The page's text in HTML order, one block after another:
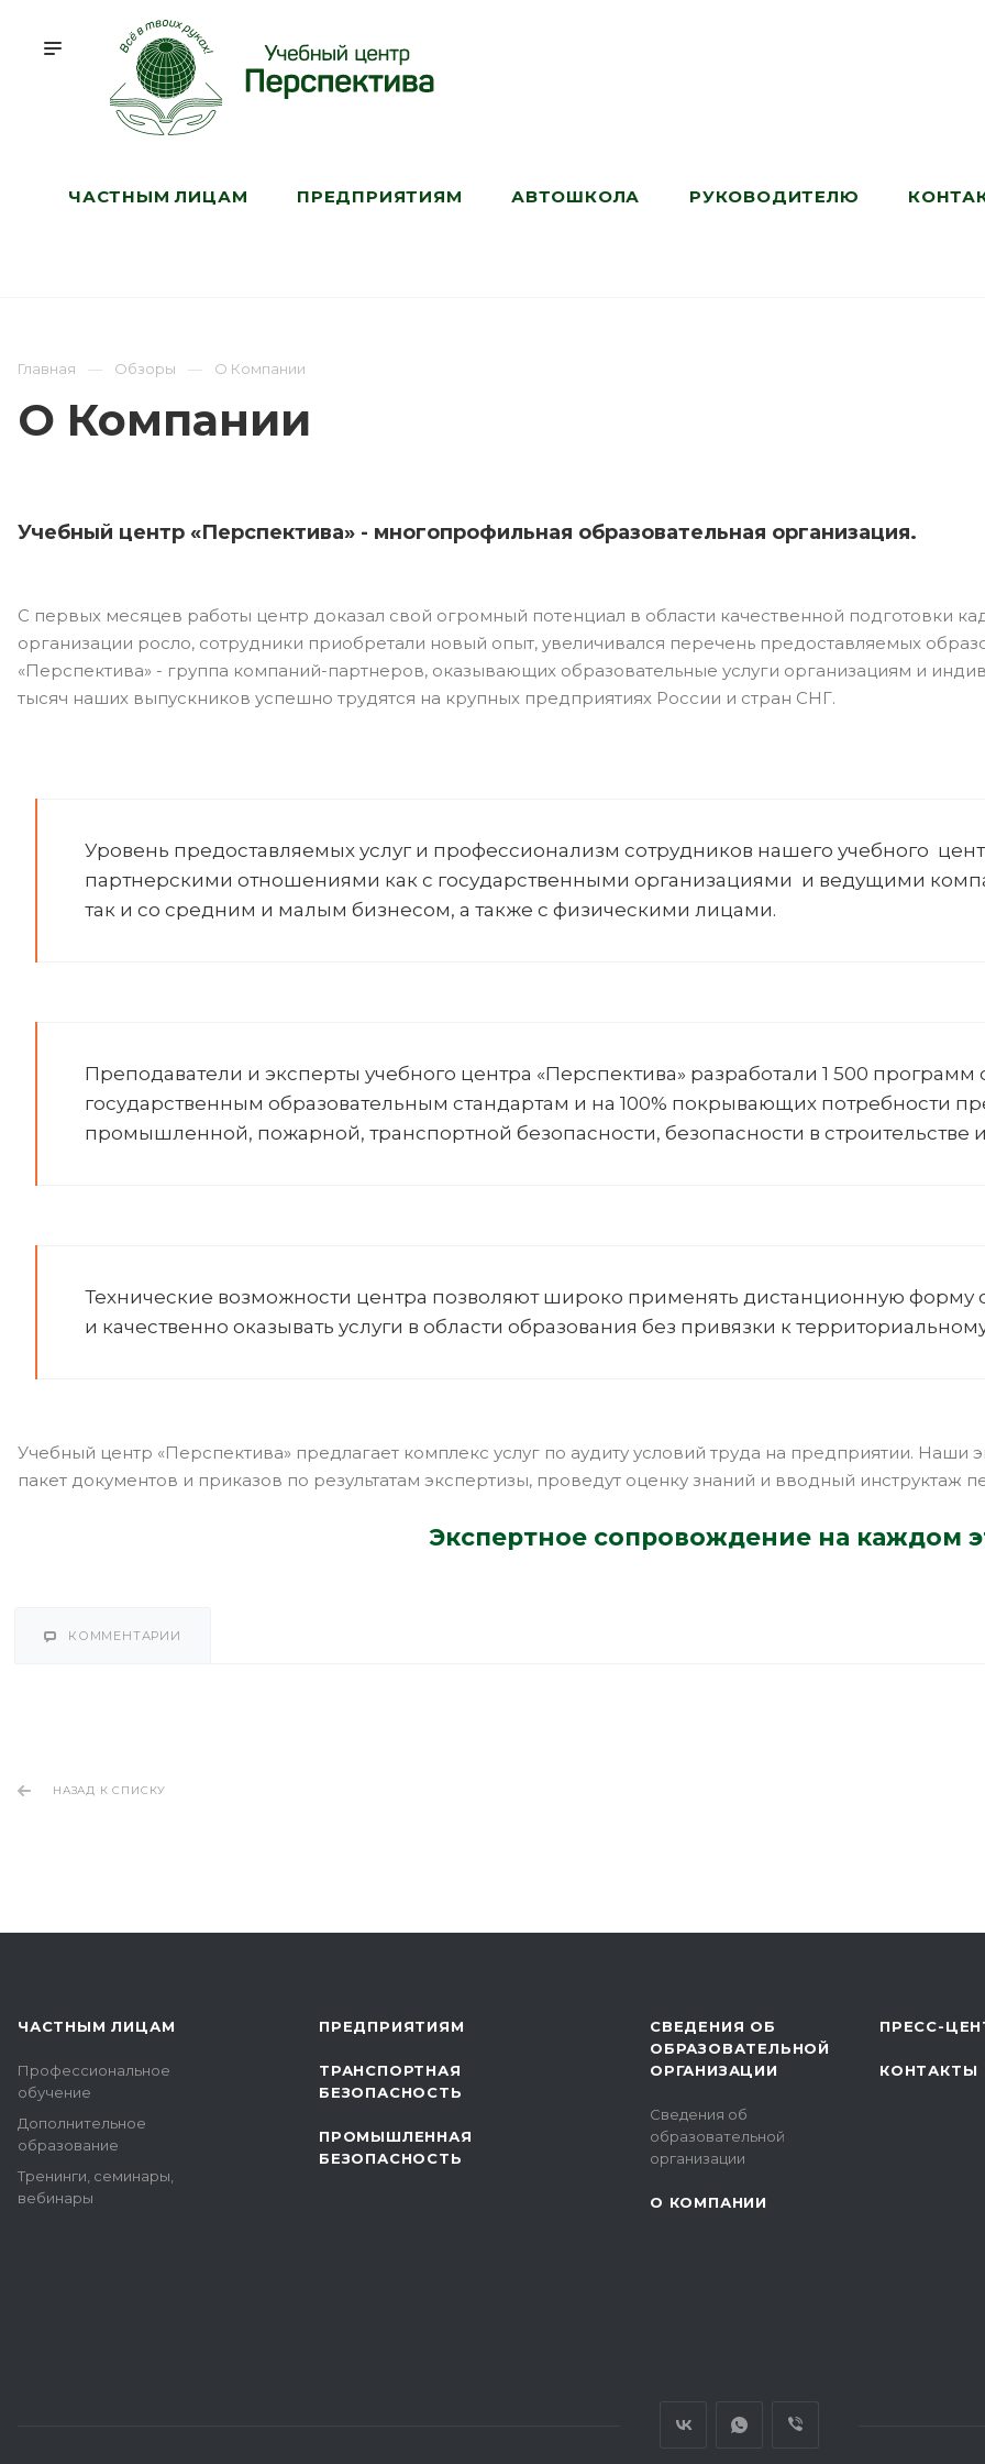
ЧАСТНЫМ ЛИЦАМ ПРЕДПРИЯТИЯМ АВТОШКОЛА РУКОВОДИТЕЛЮ
Главная Обзоры О Компании
О Компании
Учебный центр «Перспектива» - многопрофильная образовательная организация.
С первых месяцев работы центр доказал свой огромный потенциал в области качественной подготовки
организации росло, сотрудники приобретали новый опыт, увеличивался перечень предоставляемых
«Перспектива» - группа компаний-партнеров, оказывающих образовательные услуги организациям и
тысяч наших выпускников успешно трудятся на крупных предприятиях России и стран СНГ.
Уровень предоставляемых услуг и профессионализм сотрудников нашего учебного
партнерскими отношениями как с государственными организациями и ведущими
так и со средним и малым бизнесом, а также с физическими лицами.
Преподаватели и эксперты учебного центра «Перспектива» разработали 1 500 программ
государственным образовательным стандартам и на 100% покрывающих потребности
промышленной, пожарной, транспортной безопасности, безопасности в строительстве
Технические возможности центра позволяют широко применять дистанционную форму
и качественно оказывать услуги в области образования без привязки к
Учебный центр «Перспектива» предлагает комплекс услуг по аудиту условий труда на предприятии.
пакет документов и приказов по результатам экспертизы, проведут оценку знаний и вводный инструктаж
Экспертное сопровождение на каждом
КОММЕНТАРИИ
НАЗАД К СПИСКУ
ЧАСТНЫМ ЛИЦАМ
Профессиональное
обучение
Дополнительное
образование
Тренинги, семинары,
вебинары
ПРЕДПРИЯТИЯМ
ТРАНСПОРТНАЯ
БЕЗОПАСНОСТЬ
ПРОМЫШЛЕННАЯ
БЕЗОПАСНОСТЬ
СВЕДЕНИЯ ОБ
ОБРАЗОВАТЕЛЬНОЙ
ОРГАНИЗАЦИИ
Сведения об
образовательной
организации
О КОМПАНИИ
ПРЕСС-
КОНТАКТЫ